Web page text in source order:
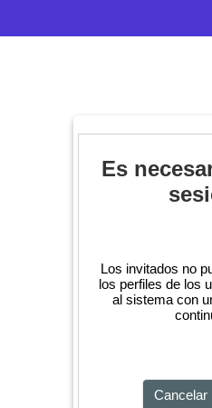
Es
Los invitados no
los perfiles de los
al sistema con
Cancelar